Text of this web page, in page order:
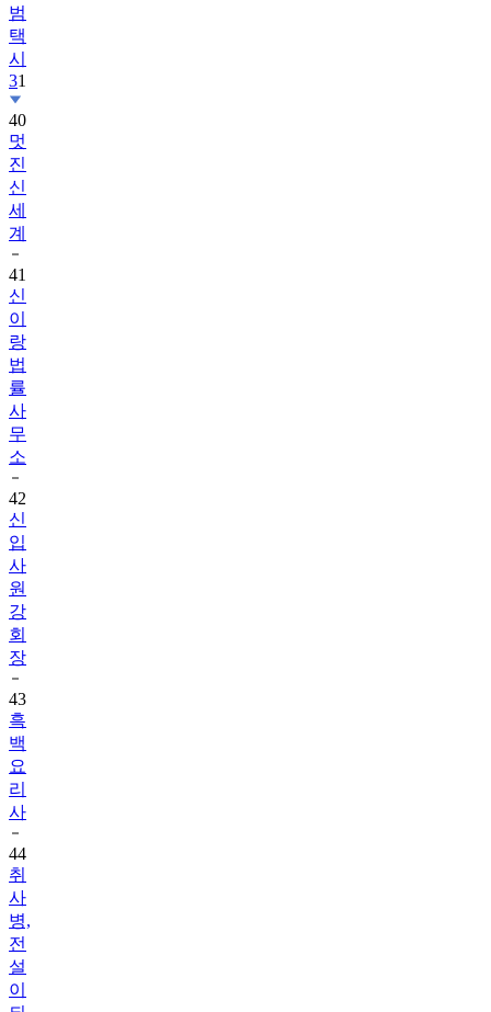
범
택
시
31
40
멋
진
신
세
계
41
신
이
랑
법
률
사
무
소
42
신
입
사
원
강
회
장
43
흑
백
요
리
사
44
취
사
병,
전
설
이